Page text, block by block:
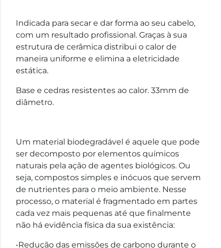
Indicada para secar e dar forma ao seu cabelo,
com um resultado profissional. Graças à sua
estrutura de cerâmica distribui o calor de
maneira uniforme e elimina a eletricidade
estática.
Base e cedras resistentes ao calor. 33mm de
diâmetro.
Um material biodegradável é aquele que pode
ser decomposto por elementos químicos
naturais pela ação de agentes biológicos. Ou
seja, compostos simples e inócuos que servem
de nutrientes para o meio ambiente. Nesse
processo, o material é fragmentado em partes
cada vez mais pequenas até que finalmente
não há evidência física da sua existência:
•Redução das emissões de carbono durante o